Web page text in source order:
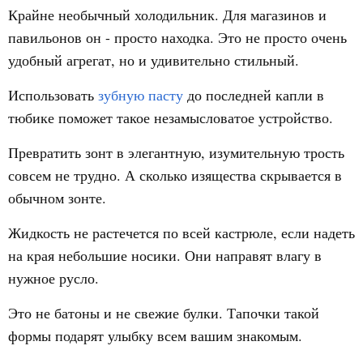
Крайне необычный холодильник. Для магазинов и
павильонов он - просто находка. Это не просто очень
удобный агрегат, но и удивительно стильный.
Использовать зубную пасту до последней капли в
тюбике поможет такое незамысловатое устройство.
Превратить зонт в элегантную, изумительную трость
совсем не трудно. А сколько изящества скрывается в
обычном зонте.
Жидкость не растечется по всей кастрюле, если надеть
на края небольшие носики. Они направят влагу в
нужное русло.
Это не батоны и не свежие булки. Тапочки такой
формы подарят улыбку всем вашим знакомым.